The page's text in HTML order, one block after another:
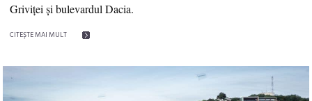
Griviței și bulevardul Dacia.
CITEŞTE MAI MULT